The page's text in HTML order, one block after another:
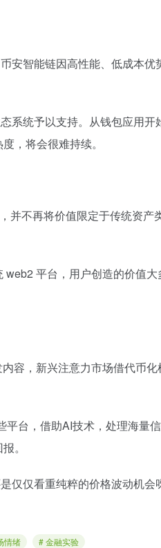
安智能链因高性能、低成本
系统予以支持。从钱包应用
，将会很难持续。
不再将价值限定于传统资
平台，用户创造的价值
容，新兴注意力市场借代币
台，借助AI技术，处理海量
。
仅仅看重纯粹的价格波动机
情绪 # 金融实验